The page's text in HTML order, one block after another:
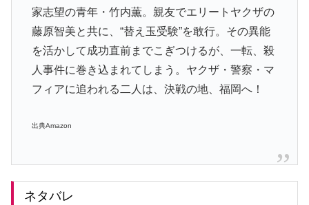
家志望の青年・竹内薫。親友でエリートヤクザの
藤原智美と共に、“替え玉受験”を敢行。その異能
を活かして成功直前までこぎつけるが、一転、殺
人事件に巻き込まれてしまう。ヤクザ・警察・マ
フィアに追われる二人は、決戦の地、福岡へ！
出典Amazon
ネタバレ